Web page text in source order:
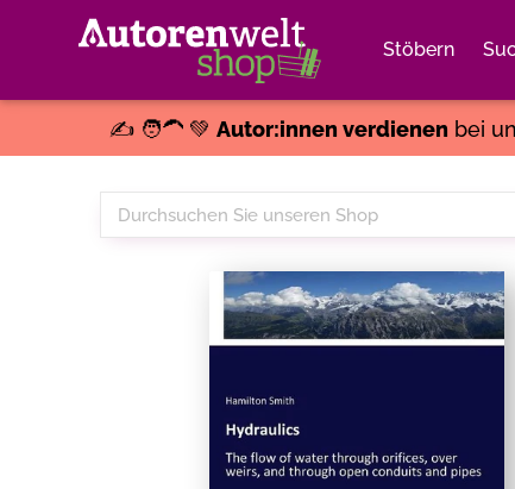
Stöbern
✍️ 🧑‍🦱 💚 Autor:innen verdienenbei
Durchsuchen
Sie